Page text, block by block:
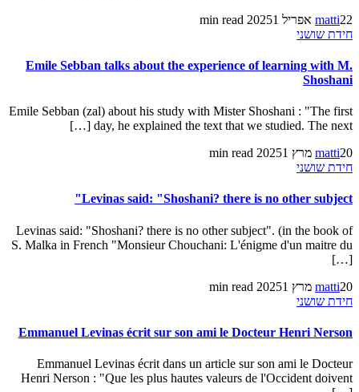
matti22 אפריל 2025
1 min read
חידת שושני
Emile Sebban talks about the experience of learning with M.
Shoshani
Emile Sebban (zal) about his study with Mister Shoshani : "The first
day, he explained the text that we studied. The next […]
matti20 מרץ 2025
1 min read
חידת שושני
Levinas said: "Shoshani? there is no other subject"
Levinas said: "Shoshani? there is no other subject". (in the book of
S. Malka in French "Monsieur Chouchani: L'énigme d'un maitre du
[…]
matti20 מרץ 2025
1 min read
חידת שושני
Emmanuel Levinas écrit sur son ami le Docteur Henri Nerson
Emmanuel Levinas écrit dans un article sur son ami le Docteur
Henri Nerson : "Que les plus hautes valeurs de l'Occident doivent